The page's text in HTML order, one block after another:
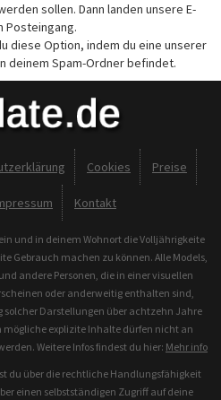
sollen. Dann landen unsere E-
Posteingang.
diese Option, indem du eine unserer
deinem Spam-Ordner befindet.
Cookies Preise
Kontakt
und in deinem Wohnort die Volljährigkeite
Gebrauch machen zu können. Alle Models,
andere Personen, die in einer visuellen
oder anderweitig enthalten sind,
Darstellungen über achtzehn Jahre
mögliche explizite Inhalte dürfen nicht an
Weitere Infos findest du hier: Mehr info
du über die rechtliche Handlungsfähigkeit
einen selbstständigen Zugriff auf deine